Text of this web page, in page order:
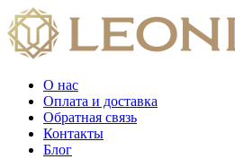
О нас
Оплата и доставка
Обратная связь
Контакты
Блог